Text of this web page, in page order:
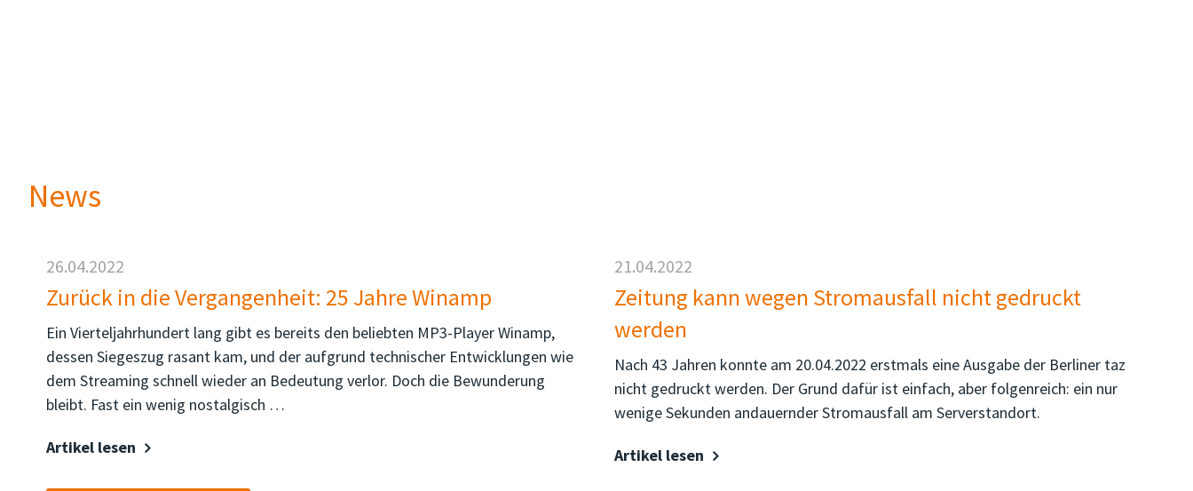
News
26.04.2022
Zurück in die Vergangenheit: 25 Jahre Winamp
Ein Vierteljahrhundert lang gibt es bereits den beliebten MP3-Player Winamp,
dessen Siegeszug rasant kam, und der aufgrund technischer Entwicklungen wie
dem Streaming schnell wieder an Bedeutung verlor. Doch die Bewunderung
bleibt. Fast ein wenig nostalgisch …
Artikel lesen
21.04.2022
Zeitung kann wegen Stromausfall nicht gedruckt
werden
Nach 43 Jahren konnte am 20.04.2022 erstmals eine Ausgabe der Berliner taz
nicht gedruckt werden. Der Grund dafür ist einfach, aber folgenreich: ein nur
wenige Sekunden andauernder Stromausfall am Serverstandort.
Artikel lesen